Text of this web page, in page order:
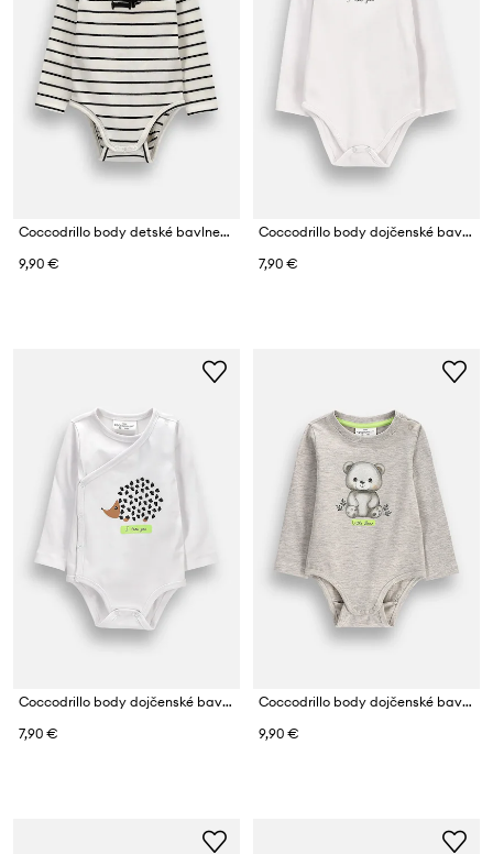
Coccodrillo body detské bavlnené s elastanom
9,90 €
Coccodrillo body dojčenské bavlnené
7,90 €
Coccodrillo body dojčenské bavlnené s elastanom
7,90 €
Coccodrillo body dojčenské bavlnené s elastanom
9,90 €